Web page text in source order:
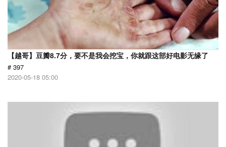
【越哥】豆瓣8.7分，要不是我会挖宝，你就跟这部好电影无缘了
# 397
2020-05-18 05:00